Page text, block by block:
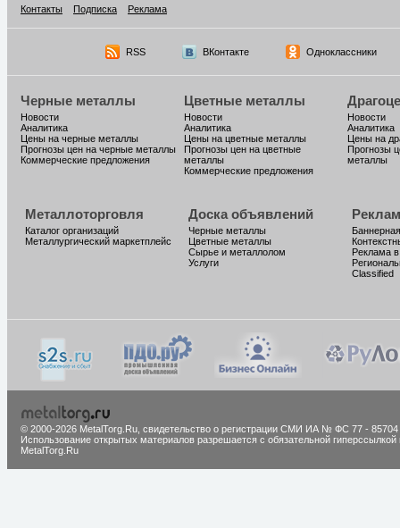
Контакты
Подписка Реклама
RSS ВКонтакте Одноклассники
Черные металлы
Новости
Аналитика
Цены на черные металлы
Прогнозы цен на черные металлы
Коммерческие предложения
Цветные металлы
Новости
Аналитика
Цены на цветные металлы
Прогнозы цен на цветные
металлы
Коммерческие предложения
Новости
Аналитика
Цены на
Прогнозы
металлы
Металлоторговля
Каталог организаций
Металлургический маркетплейс
Доска объявлений
Черные металлы
Цветные металлы
Сырье и металлолом
Услуги
Реклама
Classified
© 2000-2026 MetalTorg.Ru, cвидетельство о регистрации СМИ ИА № ФС 77 - 85704
Использование открытых материалов разрешается с обязательной гиперссылкой
MetalTorg.Ru